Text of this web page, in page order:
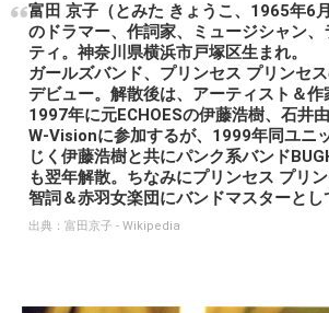
富田 京子（とみた きょうこ、1965年6
のドラマー、作詞家、ミュージシャン、
ティ。神奈川県横浜市戸塚区生まれ。
ガールズバンド、プリンセス プリンセ
デビュー。解散後は、アーティスト＆作
1997年に元ECHOESの伊藤浩樹、石井
W-Visionに参加するが、1999年同ユニ
じく伊藤浩樹と共にパンク系バンド
も翌年解散。ちなみにプリンセス プリ
智詞＆赤羽女楽団にバンドマスターとし
出典： 富田京子 - Wikipedia